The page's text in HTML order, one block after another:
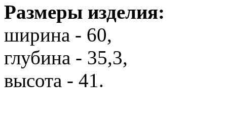
Размеры изделия:
ширина - 60,
глубина - 35,3,
высота - 41.